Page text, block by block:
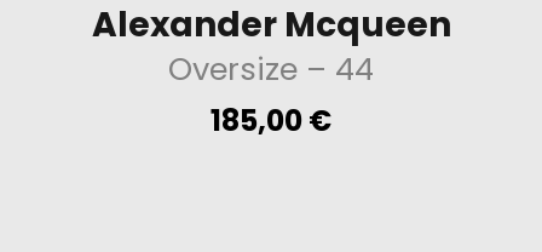
Alexander Mcqueen
Oversize – 44
185,00€